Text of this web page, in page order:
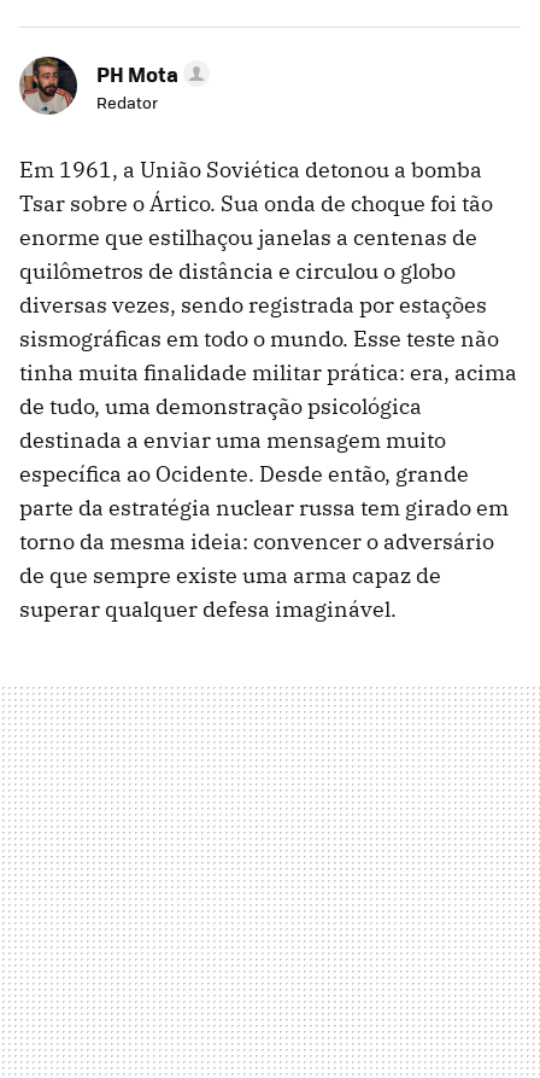
PH Mota
Redator
Em 1961, a União Soviética detonou a bomba
Tsar sobre o Ártico. Sua onda de choque foi tão
enorme que estilhaçou janelas a centenas de
quilômetros de distância e circulou o globo
diversas vezes, sendo registrada por estações
sismográficas em todo o mundo. Esse teste não
tinha muita finalidade militar prática: era, acima
de tudo, uma demonstração psicológica
destinada a enviar uma mensagem muito
específica ao Ocidente. Desde então, grande
parte da estratégia nuclear russa tem girado em
torno da mesma ideia: convencer o adversário
de que sempre existe uma arma capaz de
superar qualquer defesa imaginável.